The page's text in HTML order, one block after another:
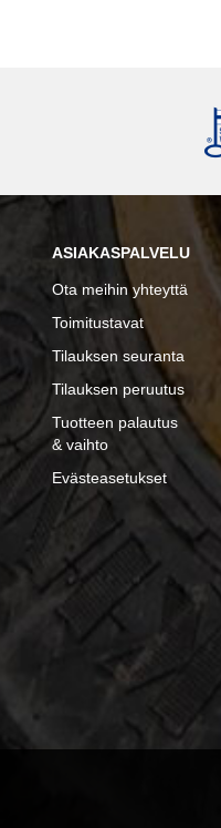
ASIAKASPALVELU
Ota meihin yhteyttä
Toimitustavat
Tilauksen seuranta
Tilauksen peruutus
Tuotteen palautus
& vaihto
Evästeasetukset